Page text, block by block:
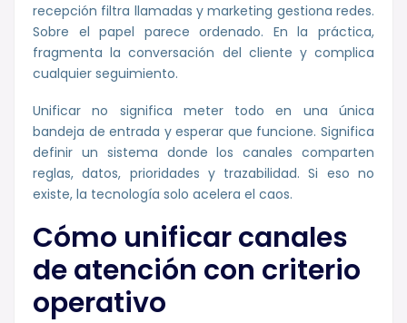
recepción filtra llamadas y marketing gestiona redes.
Sobre el papel parece ordenado. En la práctica,
fragmenta la conversación del cliente y complica
cualquier seguimiento.
Unificar no significa meter todo en una única
bandeja de entrada y esperar que funcione. Significa
definir un sistema donde los canales comparten
reglas, datos, prioridades y trazabilidad. Si eso no
existe, la tecnología solo acelera el caos.
Cómo unificar canales
de atención con criterio
operativo